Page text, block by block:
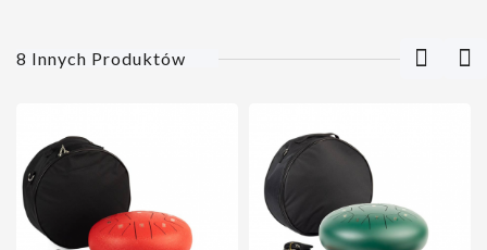
8 Innych Produktów